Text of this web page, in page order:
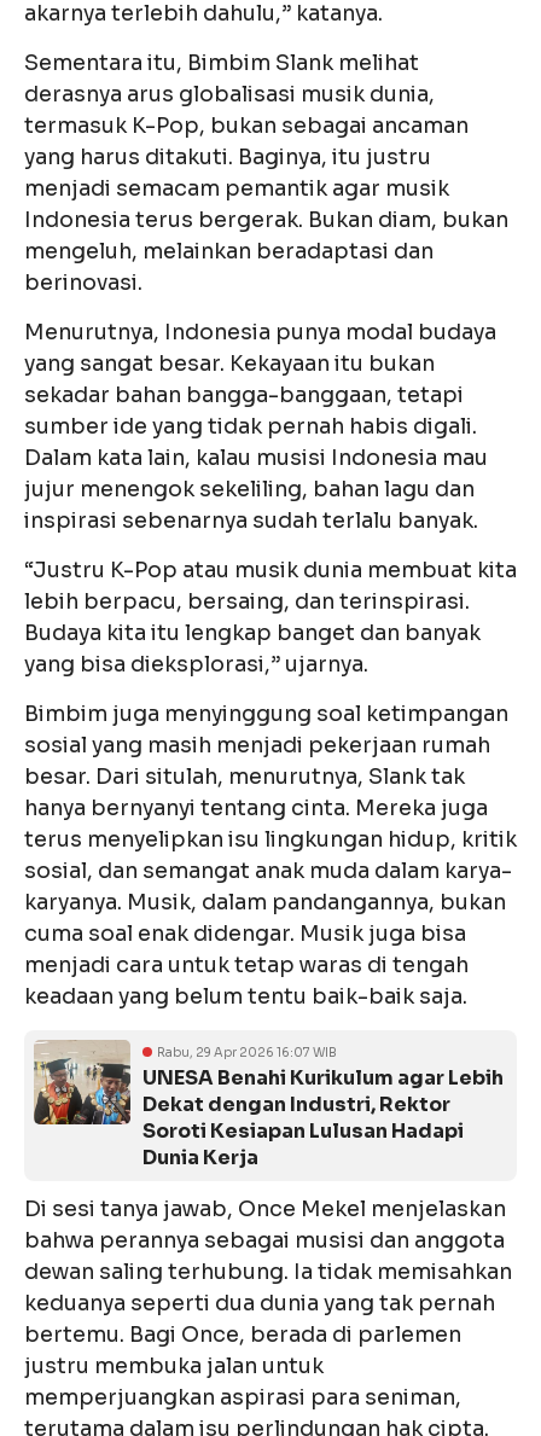
akarnya terlebih dahulu,” katanya.
Sementara itu, Bimbim Slank melihat
derasnya arus globalisasi musik dunia,
termasuk K-Pop, bukan sebagai ancaman
yang harus ditakuti. Baginya, itu justru
menjadi semacam pemantik agar musik
Indonesia terus bergerak. Bukan diam, bukan
mengeluh, melainkan beradaptasi dan
berinovasi.
Menurutnya, Indonesia punya modal budaya
yang sangat besar. Kekayaan itu bukan
sekadar bahan bangga-banggaan, tetapi
sumber ide yang tidak pernah habis digali.
Dalam kata lain, kalau musisi Indonesia mau
jujur menengok sekeliling, bahan lagu dan
inspirasi sebenarnya sudah terlalu banyak.
“Justru K-Pop atau musik dunia membuat kita
lebih berpacu, bersaing, dan terinspirasi.
Budaya kita itu lengkap banget dan banyak
yang bisa dieksplorasi,” ujarnya.
Bimbim juga menyinggung soal ketimpangan
sosial yang masih menjadi pekerjaan rumah
besar. Dari situlah, menurutnya, Slank tak
hanya bernyanyi tentang cinta. Mereka juga
terus menyelipkan isu lingkungan hidup, kritik
sosial, dan semangat anak muda dalam karya-
karyanya. Musik, dalam pandangannya, bukan
cuma soal enak didengar. Musik juga bisa
menjadi cara untuk tetap waras di tengah
keadaan yang belum tentu baik-baik saja.
Rabu, 29 Apr 2026 16:07 WIB
UNESA Benahi Kurikulum agar Lebih
Dekat dengan Industri, Rektor
Soroti Kesiapan Lulusan Hadapi
Dunia Kerja
Di sesi tanya jawab, Once Mekel menjelaskan
bahwa perannya sebagai musisi dan anggota
dewan saling terhubung. Ia tidak memisahkan
keduanya seperti dua dunia yang tak pernah
bertemu. Bagi Once, berada di parlemen
justru membuka jalan untuk
memperjuangkan aspirasi para seniman,
terutama dalam isu perlindungan hak cipta.